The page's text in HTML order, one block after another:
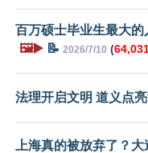
百万硕士毕业生最大
🖼️▶️ 📝 2026/7/10 (
法理开启文明 道义点
上海真的被放弃了？大